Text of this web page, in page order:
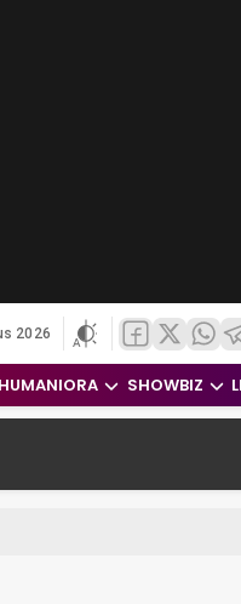
2026
HUMANIORA SHOWBIZ